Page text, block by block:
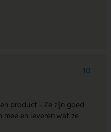
10
product - Ze zijn goed
mee en leveren wat ze